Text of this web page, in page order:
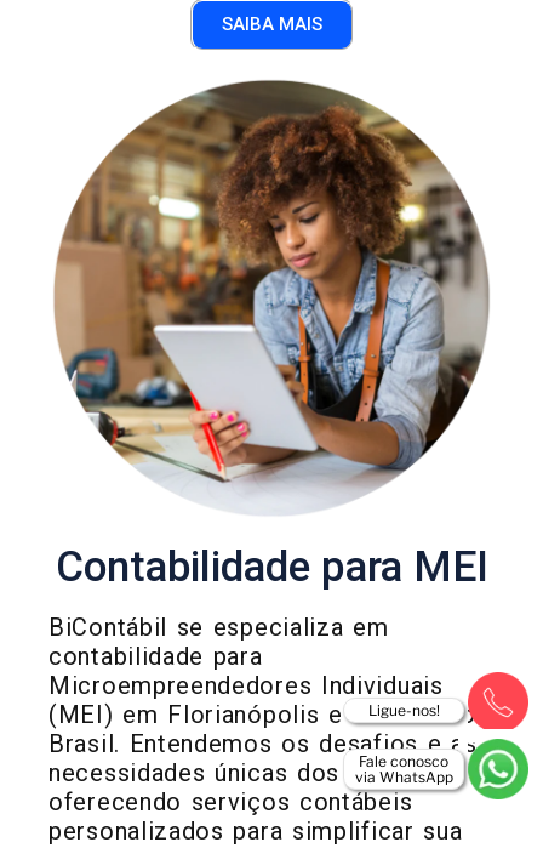
SAIBA MAIS
Contabilidade para MEI
BiContábil se especializa em
contabilidade para
Microempreendedores Individuais
(MEI) em Florianópolis e em todo o
Brasil. Entendemos os desafios e as
necessidades únicas dos MEIs,
oferecendo serviços contábeis
personalizados para simplificar sua
Fale conosco
via WhatsApp
Ligue-nos!